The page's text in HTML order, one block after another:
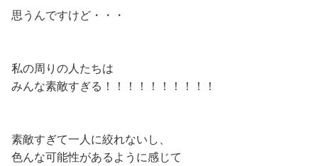
思うんですけど・・・​
私の周りの人たちは​
みんな素敵すぎる！！！！！！！！！！​
素敵すぎて一人に絞れないし、​
色んな可能性があるように感じて​